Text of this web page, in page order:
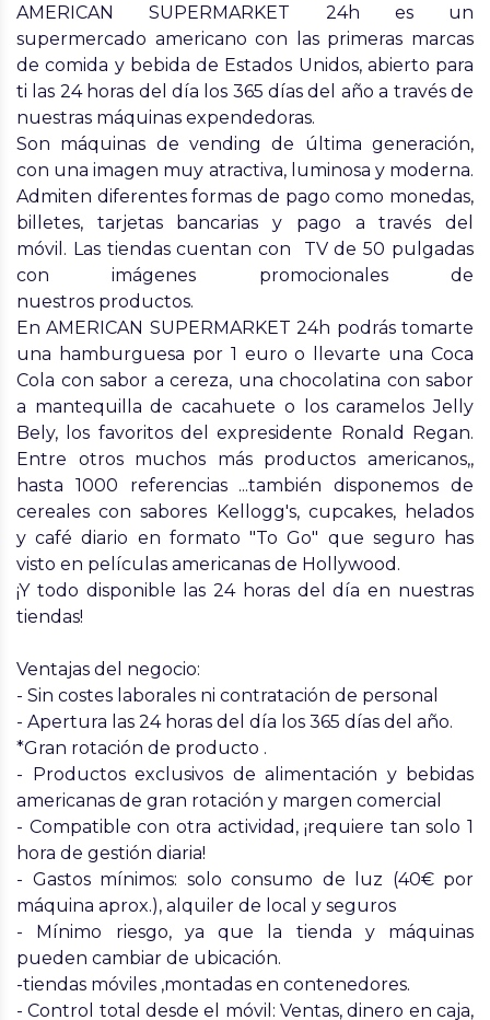
AMERICAN SUPERMARKET 24h es un
supermercado americano con las primeras marcas
de comida y bebida de Estados Unidos, abierto para
ti las 24 horas del día los 365 días del año a través de
nuestras máquinas expendedoras.
Son máquinas de vending de última generación,
con una imagen muy atractiva, luminosa y moderna.
Admiten diferentes formas de pago como monedas,
billetes, tarjetas bancarias y pago a través del
móvil. Las tiendas cuentan con TV de 50 pulgadas
con imágenes promocionales de
nuestros productos.
En AMERICAN SUPERMARKET 24h podrás tomarte
una hamburguesa por 1 euro o llevarte una Coca
Cola con sabor a cereza, una chocolatina con sabor
a mantequilla de cacahuete o los caramelos Jelly
Bely, los favoritos del expresidente Ronald Regan.
Entre otros muchos más productos americanos,,
hasta 1000 referencias ...también disponemos de
cereales con sabores Kellogg's, cupcakes, helados
y café diario en formato "To Go" que seguro has
visto en películas americanas de Hollywood.
¡Y todo disponible las 24 horas del día en nuestras
tiendas!
Ventajas del negocio:
- Sin costes laborales ni contratación de personal
- Apertura las 24 horas del día los 365 días del año.
*Gran rotación de producto .
- Productos exclusivos de alimentación y bebidas
americanas de gran rotación y margen comercial
- Compatible con otra actividad, ¡requiere tan solo 1
hora de gestión diaria!
- Gastos mínimos: solo consumo de luz (40€ por
máquina aprox.), alquiler de local y seguros
- Mínimo riesgo, ya que la tienda y máquinas
pueden cambiar de ubicación.
-tiendas móviles ,montadas en contenedores.
- Control total desde el móvil: Ventas, dinero en caja,